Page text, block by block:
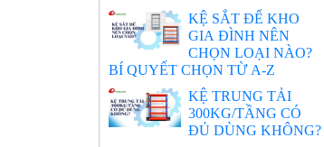
KỆ SẮT ĐỂ KHO
GIA ĐÌNH NÊN
CHỌN LOẠI NÀO?
BÍ QUYẾT CHỌN TỪ A-Z
KỆ TRUNG TẢI
300KG/TẦNG CÓ
ĐỦ DÙNG KHÔNG?